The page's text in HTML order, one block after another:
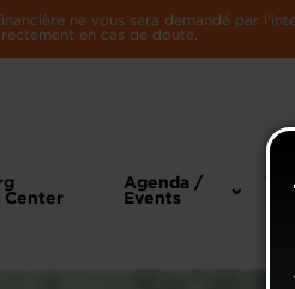
ne vous sera demandé par
en cas de doute.
Center
Agenda /
Events